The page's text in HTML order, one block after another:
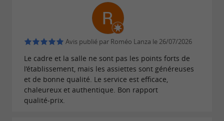
historique. La proximité des Landes permet
également de belles escapades nature à moins
de 30 kilomètres.
CONSEILS AUX VOYAGEURS
• Profitez de votre passage pour découvrir les
villages typiques du Béarn.
Avis publié par Roméo Lanza le 26/07/2026
Le cadre et la salle ne sont pas les points forts de
l’établissement, mais les assiettes sont généreuses
et de bonne qualité. Le service est efficace,
chaleureux et authentique. Bon rapport
qualité‑prix.